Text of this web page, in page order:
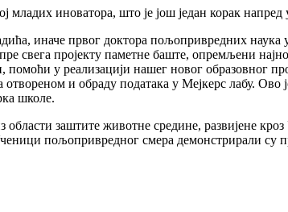
младих иноватора, што је још један корак
иначе првог доктора пољопривредних наука
свега пројекту паметне баште, опремљени
помоћи у реализацији нашег новог
и обраду података у Мејкерс лабу. Ово
школе.
области заштите животне средине, развијене
пољопривредног смера демонстрирали су